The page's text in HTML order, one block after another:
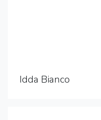
Idda Bianco